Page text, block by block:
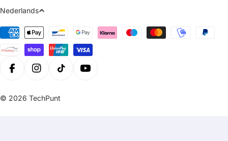
Taal
Nederlands
Betaalmethoden
FacebookInstagramTiktok
© 2026 TechPunt